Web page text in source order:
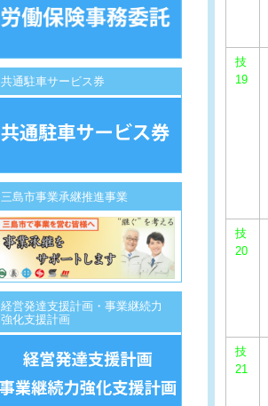
技
19
技
20
技
21
共通駐車サービス券
三島市事業承継推進事業
経営発達支援計画・事業継続力
強化支援計画